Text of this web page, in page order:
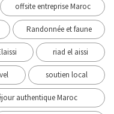
offsite entreprise Maroc
Randonnée et faune
riad el aissi
soutien local
authentique Maroc